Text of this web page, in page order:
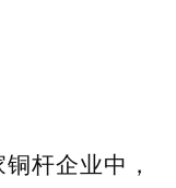
杆企业中，